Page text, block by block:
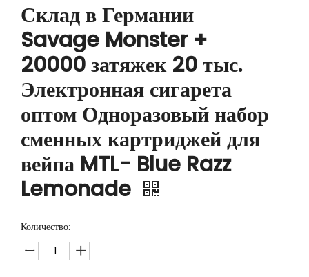
Склад в Германии
Savage Monster +
20000 затяжек 20 тыс.
Электронная сигарета
оптом Одноразовый набор
сменных картриджей для
вейпа MTL- Blue Razz
Lemonade
Количество: